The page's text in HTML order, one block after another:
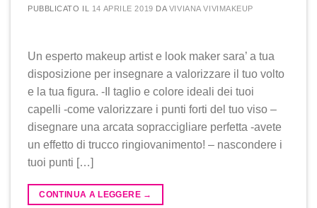
PUBBLICATO IL 14 APRILE 2019 DA VIVIANA VIVIMAKEUP
Un esperto makeup artist e look maker sara’ a tua
disposizione per insegnare a valorizzare il tuo volto
e la tua figura. -Il taglio e colore ideali dei tuoi
capelli -come valorizzare i punti forti del tuo viso –
disegnare una arcata sopraccigliare perfetta -avete
un effetto di trucco ringiovanimento! – nascondere i
tuoi punti […]
CONTINUA A LEGGERE →